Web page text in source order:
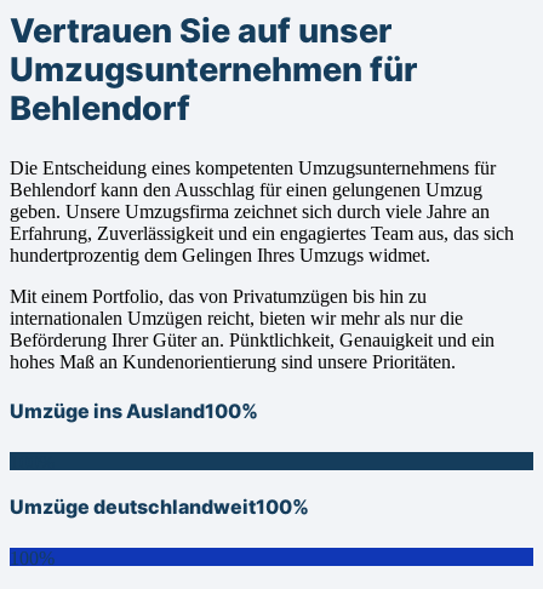
Vertrauen Sie auf unser
Umzugsunternehmen für
Behlendorf
Die Entscheidung eines kompetenten Umzugsunternehmens für
Behlendorf kann den Ausschlag für einen gelungenen Umzug
geben. Unsere Umzugsfirma zeichnet sich durch viele Jahre an
Erfahrung, Zuverlässigkeit und ein engagiertes Team aus, das sich
hundertprozentig dem Gelingen Ihres Umzugs widmet.
Mit einem Portfolio, das von Privatumzügen bis hin zu
internationalen Umzügen reicht, bieten wir mehr als nur die
Beförderung Ihrer Güter an. Pünktlichkeit, Genauigkeit und ein
hohes Maß an Kundenorientierung sind unsere Prioritäten.
Umzüge ins Ausland100%
Umzüge deutschlandweit100%
100%